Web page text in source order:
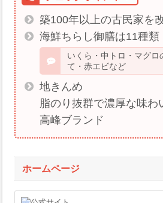
築100年以上の古民家を
海鮮ちらし御膳は11種類
いくら・中トロ・マグロ
て・赤エビなど
地きんめ
脂のり抜群で濃厚な味わ
高峰ブランド
ホームページ